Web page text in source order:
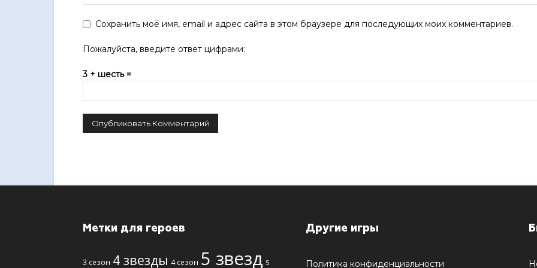
Сохранить моё имя, email и адрес сайта в этом браузере для последующих моих комментариев.
Пожалуйста, введите ответ цифрами:
3 + шесть =
Метки для героев
3 сезон 4 звезды 4 сезон 5 звезд 5
Другие игры
Политика конфиденциальности